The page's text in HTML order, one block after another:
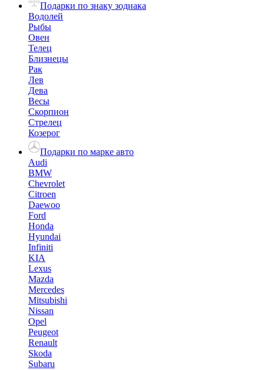
Подарки по знаку зодиака
Водолей
Рыбы
Овен
Телец
Близнецы
Рак
Лев
Дева
Весы
Скорпион
Стрелец
Козерог
Подарки по марке авто
Audi
BMW
Chevrolet
Citroen
Daewoo
Ford
Honda
Hyundai
Infiniti
KIA
Lexus
Mazda
Mercedes
Mitsubishi
Nissan
Opel
Peugeot
Renault
Skoda
Subaru